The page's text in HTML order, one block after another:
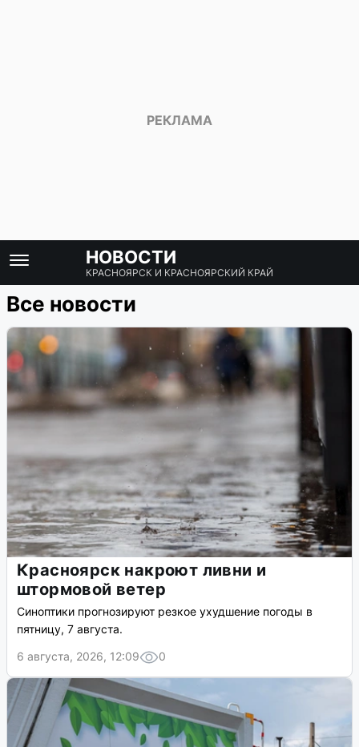
НОВОСТИ
КРАСНОЯРСК И КРАСНОЯРСКИЙ КРАЙ
Все новости
Красноярск накроют ливни и
штормовой ветер
Синоптики прогнозируют резкое ухудшение погоды в
пятницу, 7 августа.
6 августа, 2026, 12:09
0